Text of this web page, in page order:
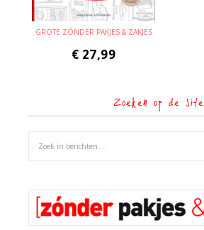
GROTE ZÓNDER PAKJES & ZAKJES
€ 27,99
Zoeken op de site